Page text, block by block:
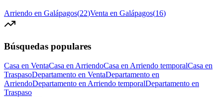
Arriendo en Galápagos(22)Venta en Galápagos(16)
Búsquedas populares
Casa en VentaCasa en ArriendoCasa en Arriendo temporalCasa en
TraspasoDepartamento en VentaDepartamento en
ArriendoDepartamento en Arriendo temporalDepartamento en
Traspaso